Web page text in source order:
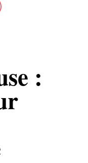
: